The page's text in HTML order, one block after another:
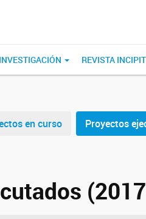
INVESTIGACIÓN REVISTA INCIPIT
en curso Proyectos